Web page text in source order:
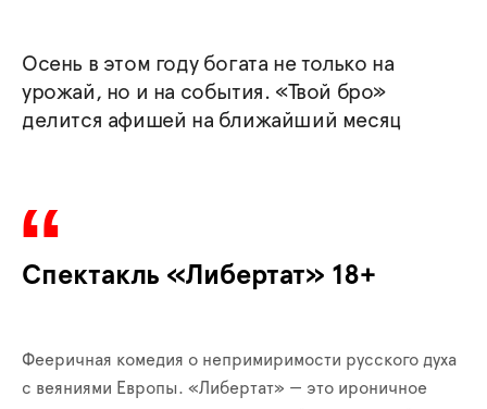
Осень в этом году богата не только на
урожай, но и на события. «Твой бро»
делится афишей на ближайший месяц
Спектакль «Либертат» 18+
Фееричная комедия о непримиримости русского духа
с веяниями Европы. «Либертат» — это ироничное